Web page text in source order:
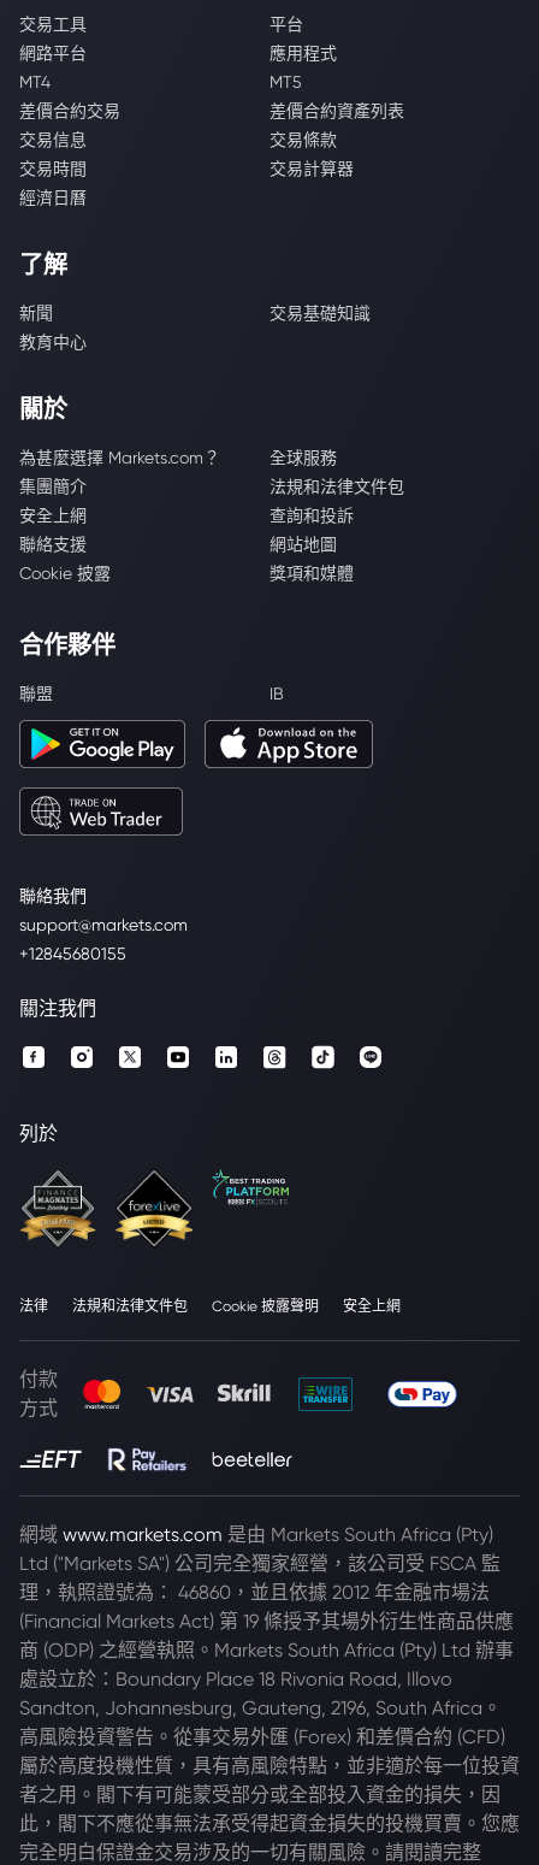
聯絡我們
support@markets.com
+12845680155
交易工具
平台
網路平台
應用程式
MT4
MT5
差價合約交易
差價合約資產列表
交易信息
交易條款
交易時間
交易計算器
經濟日曆
了解
新聞
交易基礎知識
教育中心
關於
為甚麼選擇 Markets.com？
全球服務
集團簡介
法規和法律文件包
安全上網
查詢和投訴
聯絡支援
網站地圖
Cookie 披露
獎項和媒體
合作夥伴
聯盟 IB
關注我們
列於
法律 法規和法律文件包 Cookie 披露聲明 安全上網
付款
方式
網域 www.markets.com 是由 Markets South Africa (Pty)
Ltd ("Markets SA") 公司完全獨家經營，該公司受 FSCA 監
理，執照證號為： 46860，並且依據 2012 年金融市場法
(Financial Markets Act) 第 19 條授予其場外衍生性商品供應
商 (ODP) 之經營執照。Markets South Africa (Pty) Ltd 辦事
處設立於：Boundary Place 18 Rivonia Road, Illovo
Sandton, Johannesburg, Gauteng, 2196, South Africa。
高風險投資警告。從事交易外匯 (Forex) 和差價合約 (CFD)
屬於高度投機性質，具有高風險特點，並非適於每一位投資
者之用。閣下有可能蒙受部分或全部投入資金的損失，因
此，閣下不應從事無法承受得起資金損失的投機買賣。您應
完全明白保證金交易涉及的一切有關風險。請閱讀完整